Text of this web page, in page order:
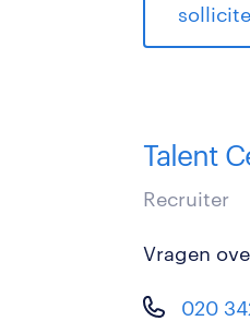
Talent
Recruiter
Vragen
020